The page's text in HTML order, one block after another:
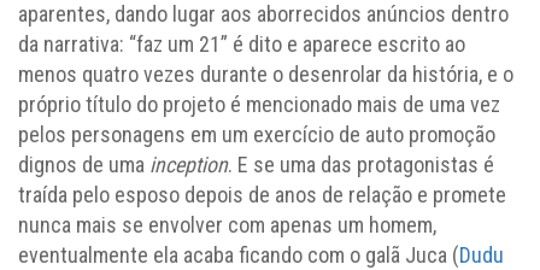
aparentes, dando lugar aos aborrecidos anúncios dentro
da narrativa: “faz um 21” é dito e aparece escrito ao
menos quatro vezes durante o desenrolar da história, e o
próprio título do projeto é mencionado mais de uma vez
pelos personagens em um exercício de auto promoção
dignos de uma inception. E se uma das protagonistas é
traída pelo esposo depois de anos de relação e promete
nunca mais se envolver com apenas um homem,
eventualmente ela acaba ficando com o galã Juca (Dudu